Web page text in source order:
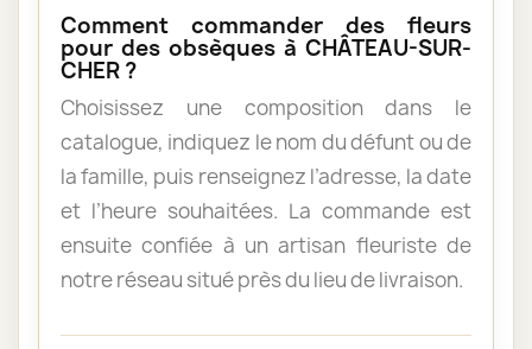
Comment commander des fleurs
pour des obsèques à CHÂTEAU-SUR-
CHER ?
Choisissez une composition dans le
catalogue, indiquez le nom du défunt ou de
la famille, puis renseignez l’adresse, la date
et l’heure souhaitées. La commande est
ensuite confiée à un artisan fleuriste de
notre réseau situé près du lieu de livraison.